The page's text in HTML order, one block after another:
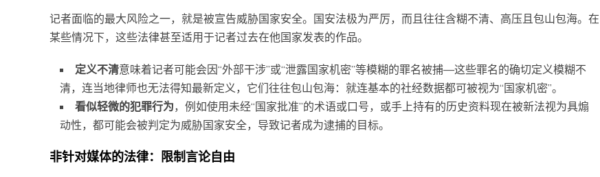
记者面临的最大风险之一，就是被宣告威胁国家安全。国安法极为严厉，而且往往含糊不清、高压且包山包海。在
某些情况下，这些法律甚至适用于记者过去在他国家发表的作品。
定义不清意味着记者可能会因“外部干涉”或“泄露国家机密”等模糊的罪名被捕—这些罪名的确切定义模糊不
清，连当地律师也无法得知最新定义，它们往往包山包海：就连基本的社经数据都可被视为“国家机密”。
看似轻微的犯罪行为，例如使用未经“国家批准”的术语或口号，或手上持有的历史资料现在被新法视为具煽
动性，都可能会被判定为威胁国家安全，导致记者成为逮捕的目标。
非针对媒体的法律：限制言论自由